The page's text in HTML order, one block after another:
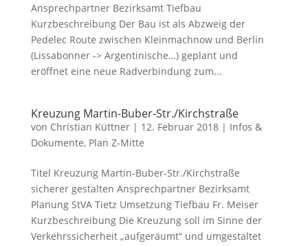
Ansprechpartner Bezirksamt Tiefbau
Kurzbeschreibung Der Bau ist als Abzweig der
Pedelec Route zwischen Kleinmachnow und Berlin
(Lissabonner -> Argentinische…) geplant und
eröffnet eine neue Radverbindung zum...
Kreuzung Martin-Buber-Str./Kirchstraße
von Christian Küttner| 12. Februar 2018| Infos &
Dokumente, Plan Z-Mitte
Titel Kreuzung Martin-Buber-Str./Kirchstraße
sicherer gestalten Ansprechpartner Bezirksamt
Planung StVA Tietz Umsetzung Tiefbau Fr. Meiser
Kurzbeschreibung Die Kreuzung soll im Sinne der
Verkehrssicherheit „aufgeräumt“ und umgestaltet